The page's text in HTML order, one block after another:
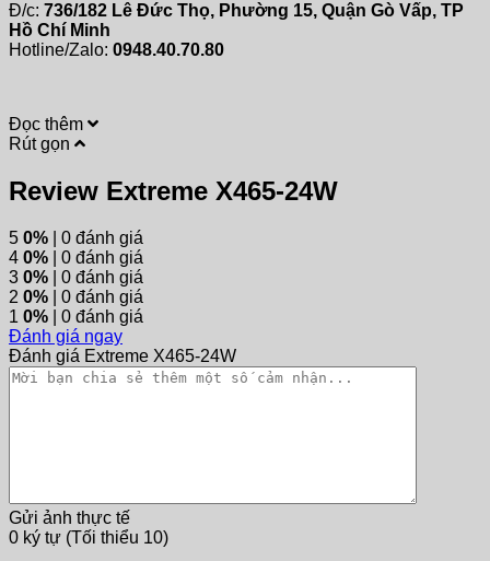
Đ/c: 736/182 Lê Đức Thọ, Phường 15, Quận Gò Vấp, TP
Hồ Chí Minh
Hotline/Zalo: 0948.40.70.80
Đọc thêm
Rút gọn
Review Extreme X465-24W
5 0% | 0 đánh giá
4 0% | 0 đánh giá
3 0% | 0 đánh giá
2 0% | 0 đánh giá
1 0% | 0 đánh giá
Đánh giá ngay
Đánh giá Extreme X465-24W
Gửi ảnh thực tế
0 ký tự (Tối thiểu 10)